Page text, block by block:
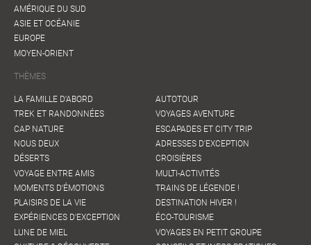
AMÉRIQUE DU SUD
ASIE ET OCÉANIE
EUROPE
MOYEN-ORIENT
THÈMES
LA FAMILLE D'ABORD
TREK ET RANDONNÉES
CAP NATURE
NOUS DEUX
DÉSERTS
VOYAGE ENTRE AMIS
MOMENTS D'ÉMOTIONS
PLAISIRS DE LA VIE
EXPÉRIENCES D'EXCEPTION
LUNE DE MIEL
AUTOTOUR
VOYAGES AVENTURE
ESCAPADES ET CITY TRIP
ADRESSES D'EXCEPTION
CROISIÈRES
MULTI-ACTIVITÉS
TRAINS DE LÉGENDE !
DESTINATION HIVER !
ÉCO-TOURISME
VOYAGES EN PETIT GROUPE